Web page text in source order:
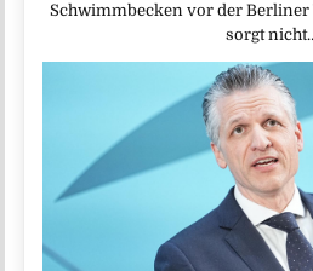
Schwimmbecken vor der Berliner
sorgt